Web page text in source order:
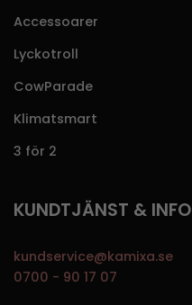
Accessoarer
Lyckotroll
CowParade
Klimatsmart
3 för 2
KUNDTJÄNST & INFO
kundservice@kamixa.se
0700 - 90 17 07